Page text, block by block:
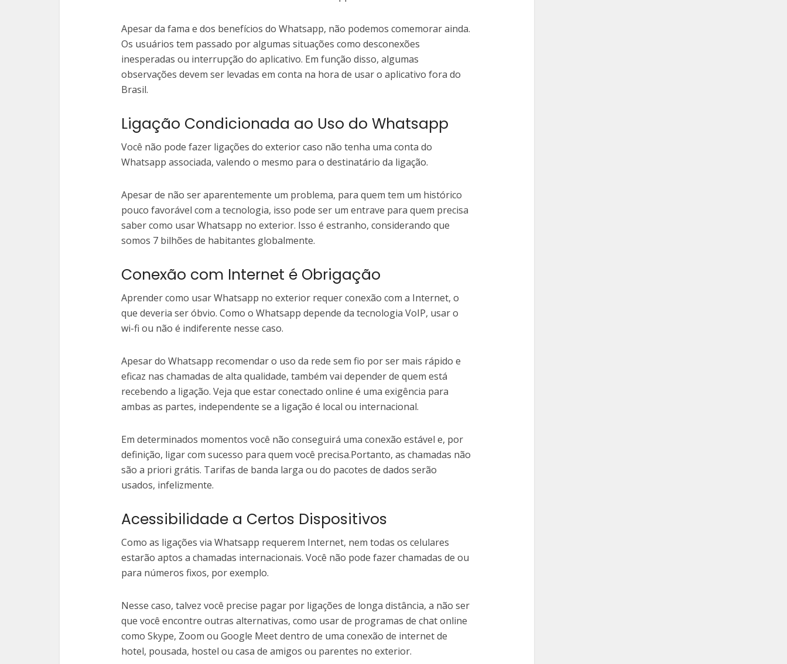
Apesar da fama e dos benefícios do Whatsapp, não podemos comemorar ainda.
Os usuários tem passado por algumas situações como desconexões
inesperadas ou interrupção do aplicativo. Em função disso, algumas
observações devem ser levadas em conta na hora de usar o aplicativo fora do
Brasil.
Ligação Condicionada ao Uso do Whatsapp
Você não pode fazer ligações do exterior caso não tenha uma conta do
Whatsapp associada, valendo o mesmo para o destinatário da ligação.
Apesar de não ser aparentemente um problema, para quem tem um histórico
pouco favorável com a tecnologia, isso pode ser um entrave para quem precisa
saber como usar Whatsapp no exterior. Isso é estranho, considerando que
somos 7 bilhões de habitantes globalmente.
Conexão com Internet é Obrigação
Aprender como usar Whatsapp no exterior requer conexão com a Internet, o
que deveria ser óbvio. Como o Whatsapp depende da tecnologia VoIP, usar o
wi-fi ou não é indiferente nesse caso.
Apesar do Whatsapp recomendar o uso da rede sem fio por ser mais rápido e
eficaz nas chamadas de alta qualidade, também vai depender de quem está
recebendo a ligação. Veja que estar conectado online é uma exigência para
ambas as partes, independente se a ligação é local ou internacional.
Em determinados momentos você não conseguirá uma conexão estável e, por
definição, ligar com sucesso para quem você precisa.Portanto, as chamadas não
são a priori grátis. Tarifas de banda larga ou do pacotes de dados serão
usados, infelizmente.
Acessibilidade a Certos Dispositivos
Como as ligações via Whatsapp requerem Internet, nem todas os celulares
estarão aptos a chamadas internacionais. Você não pode fazer chamadas de ou
para números fixos, por exemplo.
Nesse caso, talvez você precise pagar por ligações de longa distância, a não ser
que você encontre outras alternativas, como usar de programas de chat online
como Skype, Zoom ou Google Meet dentro de uma conexão de internet de
hotel, pousada, hostel ou casa de amigos ou parentes no exterior.